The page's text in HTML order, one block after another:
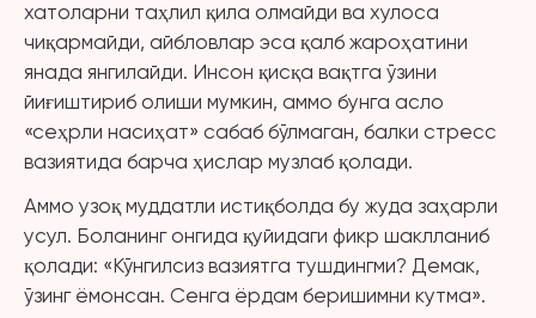
хатоларни таҳлил қила олмайди ва хулоса
чиқармайди, айбловлар эса қалб жароҳатини
янада янгилайди. Инсон қисқа вақтга ўзини
йиғиштириб олиши мумкин, аммо бунга асло
«сеҳрли насиҳат» сабаб бўлмаган, балки стресс
вазиятида барча ҳислар музлаб қолади.
Аммо узоқ муддатли истиқболда бу жуда заҳарли
усул. Боланинг онгида қуйидаги фикр шаклланиб
қолади: «Кўнгилсиз вазиятга тушдингми? Демак,
ўзинг ёмонсан. Сенга ёрдам беришимни кутма».